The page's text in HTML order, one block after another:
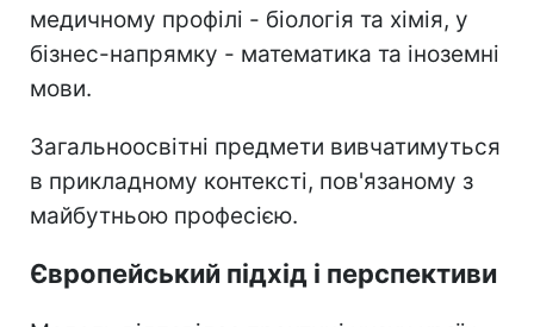
медичному профілі - біологія та хімія, у
бізнес-напрямку - математика та іноземні
мови.
Загальноосвітні предмети вивчатимуться
в прикладному контексті, пов'язаному з
майбутньою професією.
Європейський підхід і перспективи